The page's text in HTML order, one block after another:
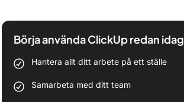
Börja använda ClickUp redan idag
Hantera allt ditt arbete på ett ställe
Samarbeta med ditt team